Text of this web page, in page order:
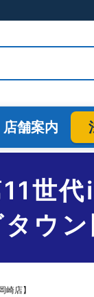
店舗案内
世代
ウ
店】